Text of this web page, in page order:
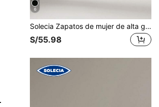
6
Solecia Zapatos de mujer de alta gama y sencillez, con soporte de arco, cómodos para uso prolongado sin cansancio, para vacaciones, playa, compras y uso casual
S/55.98